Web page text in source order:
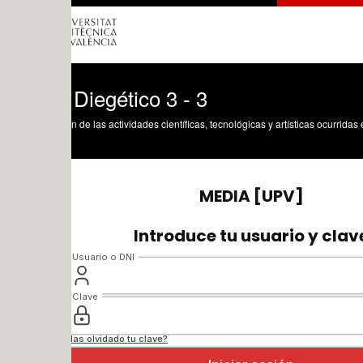
3 - 3
de las actividades científicas, tecnológicas y artísticas ocurridas en los tres